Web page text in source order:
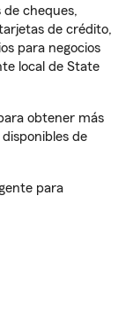
cheques,
de crédito,
para negocios
local de State
obtener más
de
para